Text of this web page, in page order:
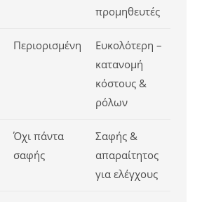
προμηθευτές
Περιορισμένη
Ευκολότερη –
κατανομή
κόστους &
ρόλων
Όχι πάντα
σαφής
Σαφής &
απαραίτητος
για ελέγχους